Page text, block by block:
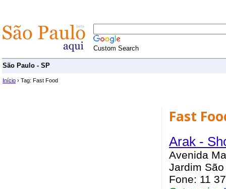
Custom Search
São Paulo - SP
Início › Tag: Fast Food
Fast
Arak -
Avenida
Jardim
Fone: 11